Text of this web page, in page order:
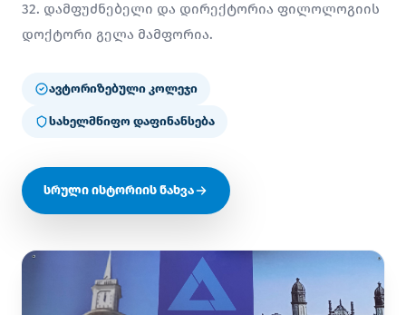
32. დამფუძნებელი და დირექტორია ფილოლოგიის
დოქტორი გელა მამფორია.
ავტორიზებული კოლეჯი
სახელმწიფო დაფინანსება
სრული ისტორიის ნახვა